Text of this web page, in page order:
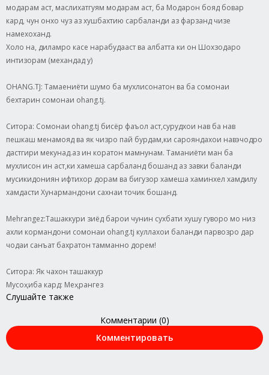
модарам аст, маслихатгуям модарам аст, ба Модарон бояд бовар
кард, чун онхо чуз аз хушбахтию сарбаланди аз фарзанд чизе
намехоханд.
Холо на, диламро касе нарабудааст ва албатта ки он Шохзодаро
интизорам (механдад у)
OHANG.TJ: Тамаениёти шумо ба мухлисонатон ва ба сомонаи
бехтарин сомонаи ohang.tj.
Ситора: Сомонаи ohang.tj бисёр фаъол аст,сурудхои нав ба нав
пешкаш менамояд ва як чизро пай бурдам,ки сарояндахои навэчодро
дастгири мекунад.аз ин коратон мамнунам. Таманиёти ман ба
мухлисон ин аст,ки хамеша сарбаланд бошанд аз завки баланди
мусикидониян ифтихор дорам ва бигузор хамеша хаминхел хамдилу
хамдасти Хунармандони сахнаи точик бошанд.
Mehrangez:Ташаккури зиёд барои чунин сухбати хушу гуворо мо низ
ахли кормандони сомонаи ohang.tj куллахои баланди парвозро дар
чодаи санъат бахратон тамманно дорем!
Ситора: Як чахон ташаккур
Мусоҳиба кард: Меҳрангез
Слушайте также
Комментарии (0)
Комментировать